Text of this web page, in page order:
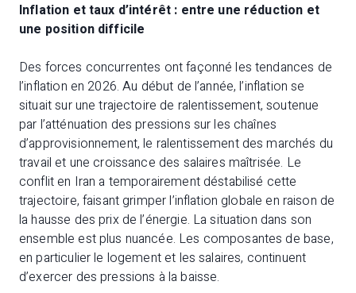
Inflation et taux d’intérêt : entre une réduction et
une position difficile
Des forces concurrentes ont façonné les tendances de
l’inflation en 2026. Au début de l’année, l’inflation se
situait sur une trajectoire de ralentissement, soutenue
par l’atténuation des pressions sur les chaînes
d’approvisionnement, le ralentissement des marchés du
travail et une croissance des salaires maîtrisée. Le
conflit en Iran a temporairement déstabilisé cette
trajectoire, faisant grimper l’inflation globale en raison de
la hausse des prix de l’énergie. La situation dans son
ensemble est plus nuancée. Les composantes de base,
en particulier le logement et les salaires, continuent
d’exercer des pressions à la baisse.